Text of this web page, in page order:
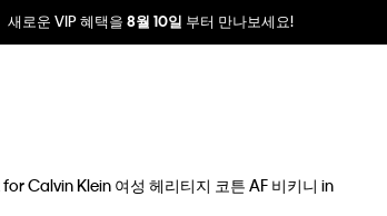
새로운 VIP 혜택을 8월 10일 부터 만나보세요!